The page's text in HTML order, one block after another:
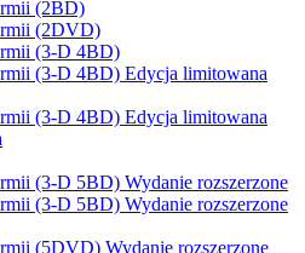
(2BD)
(2DVD)
(3-D 4BD)
(3-D 4BD) Edycja limitowana
(3-D 4BD) Edycja limitowana
(3-D 5BD) Wydanie rozszerzone
(3-D 5BD) Wydanie rozszerzone
(5DVD) Wydanie rozszerzone